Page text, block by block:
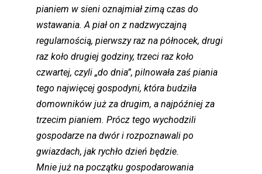
pianiem w sieni oznajmiał zimą czas do
wstawania. A piał on z nadzwyczajną
regularnością, pierwszy raz na północek, drugi
raz koło drugiej godziny, trzeci raz koło
czwartej, czyli „do dnia”, pilnowała zaś piania
tego najwięcej gospodyni, która budziła
domowników już za drugim, a najpóźniej za
trzecim pianiem. Prócz tego wychodzili
gospodarze na dwór i rozpoznawali po
gwiazdach, jak rychło dzień będzie.
Mnie już na początku gospodarowania